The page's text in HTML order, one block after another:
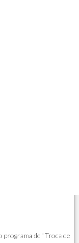
programa de "Troca de